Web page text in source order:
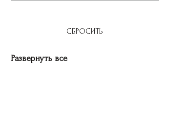
Развернуть все